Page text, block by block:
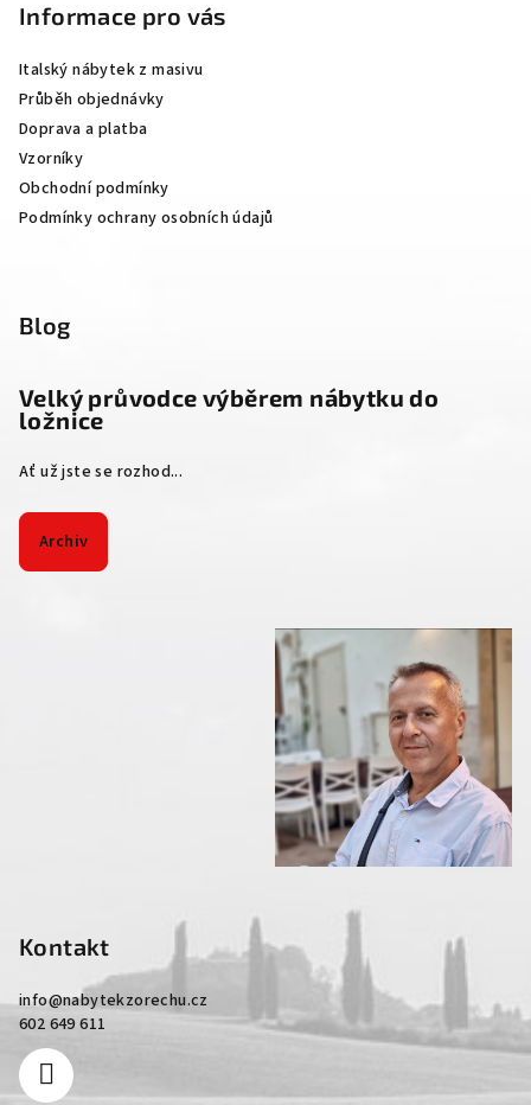
Informace pro vás
Italský nábytek z masivu
Průběh objednávky
Doprava a platba
Vzorníky
Obchodní podmínky
Podmínky ochrany osobních údajů
Blog
Velký průvodce výběrem nábytku do
ložnice
Ať už jste se rozhod...
Archiv
Kontakt
info@nabytekzorechu.cz
602 649 611